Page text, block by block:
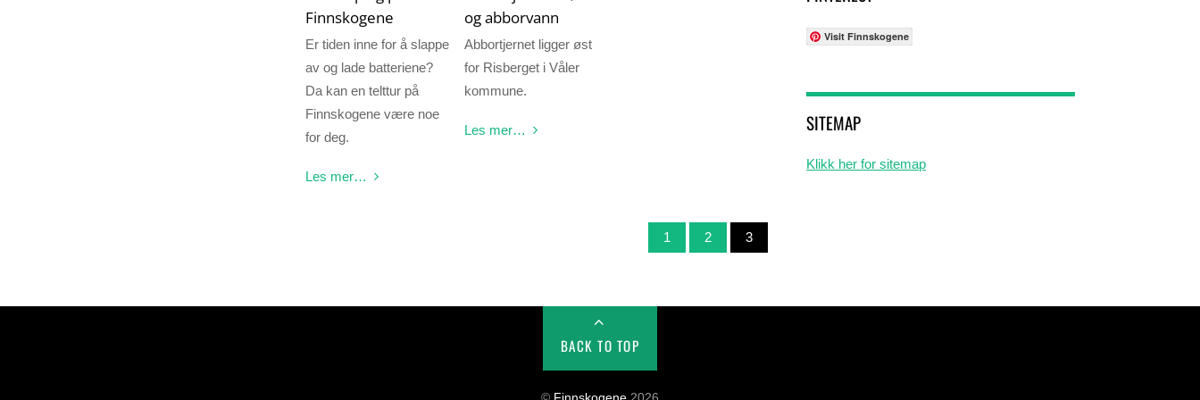
Finnskogene
Er tiden inne for å slappe
av og lade batteriene?
Da kan en telttur på
Finnskogene være noe
for deg.
Les mer…
og abborvann
Abbortjernet ligger øst
for Risberget i Våler
kommune.
Les mer…
1 2 3
Visit Finnskogene
SITEMAP
Klikk her for sitemap
BACK TO TOP